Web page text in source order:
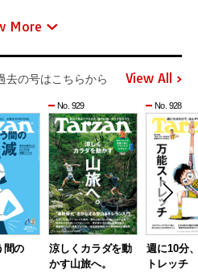
More
去の号はこちらから View All
間の
No. 929
涼しくカラダを動
かす山旅へ。
No. 928
週に10分
トレッチ